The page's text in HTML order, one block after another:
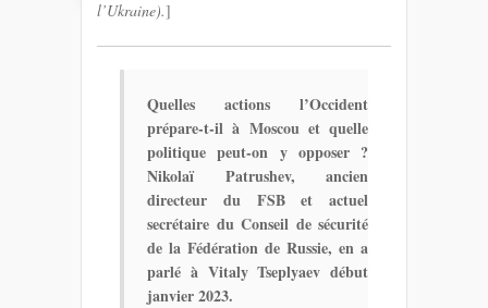
l’Ukraine).]
Quelles actions l’Occident
prépare-t-il à Moscou et quelle
politique peut-on y opposer ?
Nikolaï Patrushev, ancien
directeur du FSB et actuel
secrétaire du Conseil de sécurité
de la Fédération de Russie, en a
parlé à Vitaly Tseplyaev début
janvier 2023.